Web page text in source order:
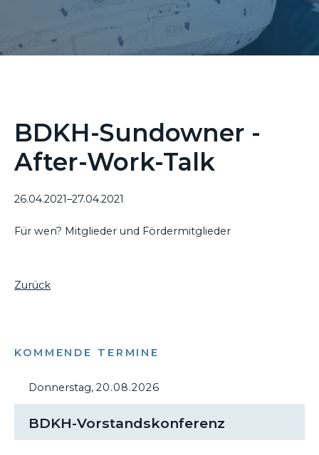
BDKH-Sundowner -
After-Work-Talk
26.04.2021–27.04.2021
Für wen? Mitglieder und Fördermitglieder
Zurück
KOMMENDE TERMINE
Donnerstag, 20.08.2026
BDKH-Vorstandskonferenz